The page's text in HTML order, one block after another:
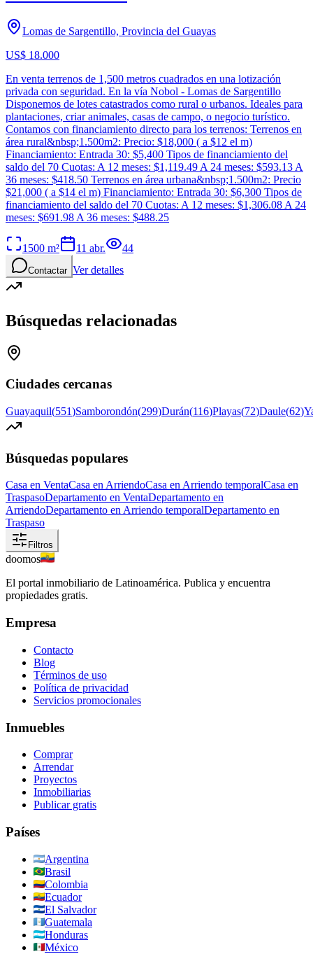
Lomas de Sargentillo, Provincia del Guayas
US$ 18.000
En venta terrenos de 1,500 metros cuadrados en una lotización
privada con seguridad. En la vía Nobol - Lomas de Sargentillo
Disponemos de lotes catastrados como rural o urbanos. Ideales para
plantaciones, criar animales, casas de campo, o negocio turístico.
Contamos con financiamiento directo para los terrenos: Terrenos en
área rural&nbsp;1.500m2: Precio: $18,000 ( a $12 el m)
Financiamiento: Entrada 30: $5,400 Tipos de financiamiento del
saldo del 70 Cuotas: A 12 meses: $1,119.49 A 24 meses: $593.13 A
36 meses: $418.50 Terrenos en área urbana&nbsp;1.500m2: Precio
$21,000 ( a $14 el m) Financiamiento: Entrada 30: $6,300 Tipos de
financiamiento del saldo del 70 Cuotas: A 12 meses: $1,306.08 A 24
meses: $691.98 A 36 meses: $488.25
1500 m² 11 abr. 44
Contactar Ver detalles
Búsquedas relacionadas
Ciudades cercanas
Guayaquil(551)Samborondón(299)Durán(116)Playas(72)Daule(62)
Búsquedas populares
Casa en VentaCasa en ArriendoCasa en Arriendo temporalCasa en
TraspasoDepartamento en VentaDepartamento en
ArriendoDepartamento en Arriendo temporalDepartamento en
Traspaso
Filtros
doomos
El portal inmobiliario de Latinoamérica. Publica y encuentra
propiedades gratis.
Empresa
Contacto
Blog
Términos de uso
Política de privacidad
Servicios promocionales
Inmuebles
Comprar
Arrendar
Proyectos
Inmobiliarias
Publicar gratis
Países
Argentina
Brasil
Colombia
Ecuador
El Salvador
Guatemala
Honduras
México